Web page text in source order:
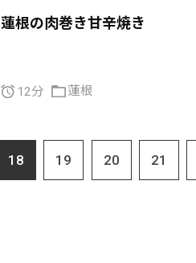
蓮根の肉巻き甘辛焼き
12分 蓮根
18 19 20 21